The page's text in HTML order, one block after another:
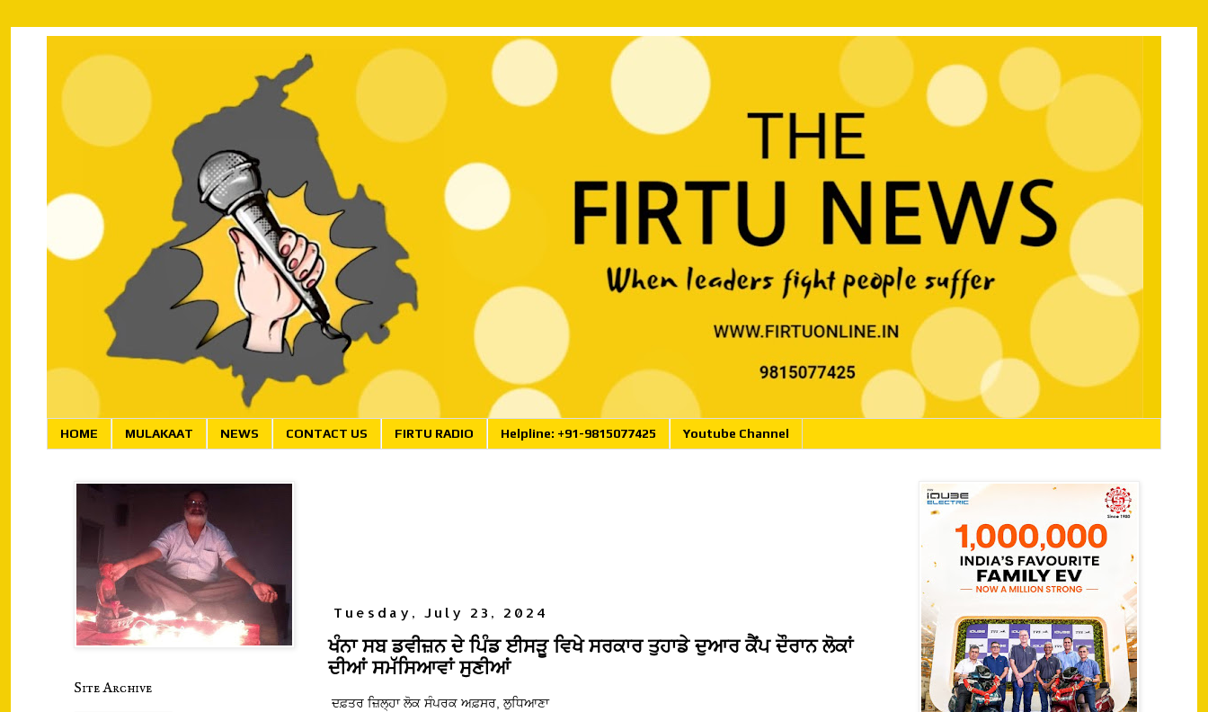
HOME MULAKAAT NEWS CONTACT US FIRTU RADIO Helpline: +91-9815077425 Youtube Channel
Tuesday, July 23, 2024
ਖੰਨਾ ਸਬ ਡਵੀਜ਼ਨ ਦੇ ਪਿੰਡ ਈਸੜੂ ਵਿਖੇ ਸਰਕਾਰ ਤੁਹਾਡੇ ਦੁਆਰ ਕੈਂਪ ਦੌਰਾਨ ਲੋਕਾਂ
ਦੀਆਂ ਸਮੱਸਿਆਵਾਂ ਸੁਣੀਆਂ
ਦਫ਼ਤਰ ਜ਼ਿਲ੍ਹਾ ਲੋਕ ਸੰਪਰਕ ਅਫ਼ਸਰ, ਲੁਧਿਆਣਾ
Site Archive